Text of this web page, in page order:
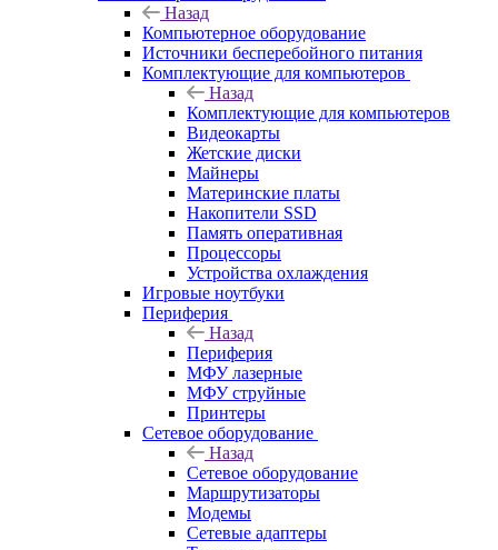
Назад
Компьютерное оборудование
Источники бесперебойного питания
Комплектующие для компьютеров
Назад
Комплектующие для компьютеров
Видеокарты
Жетские диски
Майнеры
Материнские платы
Накопители SSD
Память оперативная
Процессоры
Устройства охлаждения
Игровые ноутбуки
Периферия
Назад
Периферия
МФУ лазерные
МФУ струйные
Принтеры
Сетевое оборудование
Назад
Сетевое оборудование
Маршрутизаторы
Модемы
Сетевые адаптеры